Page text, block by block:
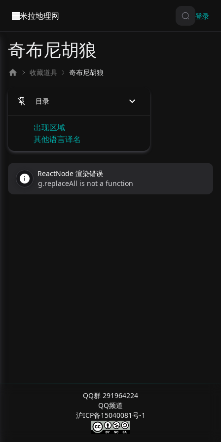
米拉地理网 登录
奇布尼胡狼
收藏道具 奇布尼胡狼
目录
出现区域
其他语言译名
ReactNode 渲染错误
g.replaceAll is not a function
QQ群 291964224
QQ频道
沪ICP备15040081号-1